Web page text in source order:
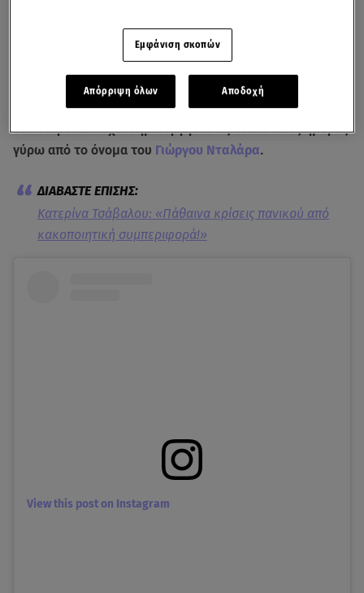
Παραχωρώντας συνέντευξη στην εφημερίδα «On time»
και τη Σάσα Σταμάτη,ηΚατερίνα Τσάβαλου
πρόσφατες δηλώσεις του συναδέλφου της
για τους δημιοσιογράφους, αλλά και όλο αυτόν
τον ντόρο που έχει δημιουργηθεί τις τελευταίες ημέρες
γύρω από το όνομα του Γιώργου Νταλάρα.
Κατερίνα Τσάβαλου: «Πάθαινα κρίσεις πανικού από
κακοποιητική συμπεριφορά!»
View this post on Instagram
Εμφάνιση σκοπών
Απόρριψη όλων Αποδοχή